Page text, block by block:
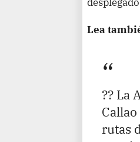
Lea
?? La
Callao
rutas